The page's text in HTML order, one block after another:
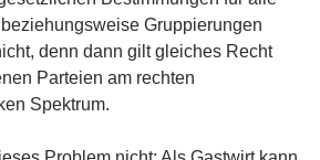
Gruppierungen
denn dann gilt gleiches Recht
Parteien am rechten
Spektrum.